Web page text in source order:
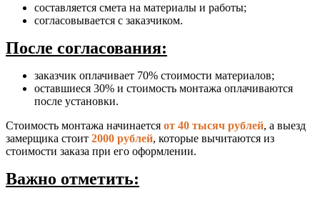
составляется смета на материалы и работы;
согласовывается с заказчиком.
После согласования:
заказчик оплачивает 70% стоимости материалов;
оставшиеся 30% и стоимость монтажа оплачиваются
после установки.
Стоимость монтажа начинается от 40 тысяч рублей, а выезд
замерщика стоит 2000 рублей, которые вычитаются из
стоимости заказа при его оформлении.
Важно отметить: